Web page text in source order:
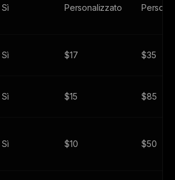
Sì Personalizzato
Sì $17 $35
Sì $15 $85
Sì $10 $50